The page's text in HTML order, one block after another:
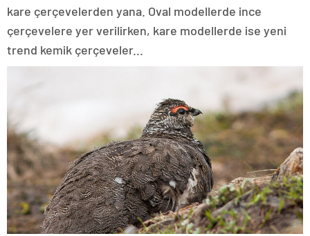
kare çerçevelerden yana. Oval modellerde ince
çerçevelere yer verilirken, kare modellerde ise yeni
trend kemik çerçeveler...